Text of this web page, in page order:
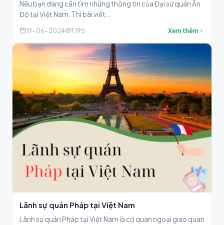
Nếu bạn đang cần tìm những thông tin của Đại sứ quán Ấn
Độ tại Việt Nam. Thì bài viết...
19-06-2024 1,195 Xem thêm
Lãnh sự quán Pháp tại Việt Nam
Lãnh sự quán Pháp tại Việt Nam là cơ quan ngoại giao quan